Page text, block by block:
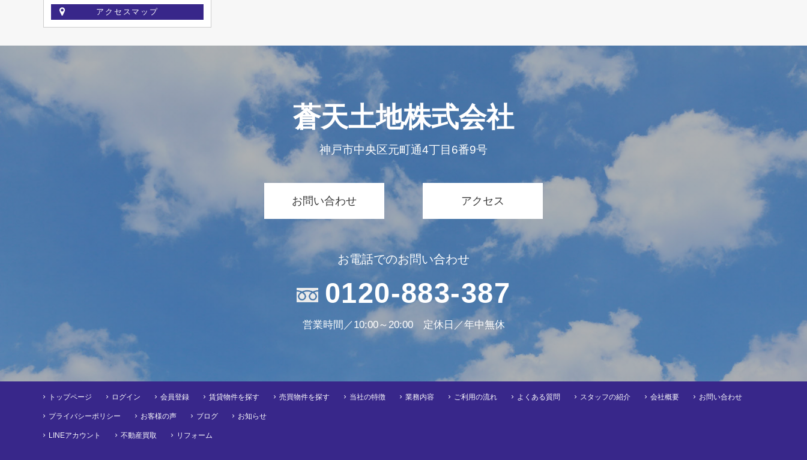
アクセスマップ
蒼天土地株式会社
神戸市中央区元町通4丁目6番9号
お問い合わせ アクセス
お電話でのお問い合わせ
0120-883-387
営業時間／10:00～20:00 定休日／年中無休
トップページ ログイン 会員登録 賃貸物件を探す 売買物件を探す 当社の特徴 業務内容 ご利用の流れ よくある質問 スタッフの紹介 会社概要 お問い合わせ
プライバシーポリシー お客様の声 ブログ お知らせ
LINEアカウント 不動産買取 リフォーム